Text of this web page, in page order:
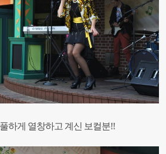
하게 열창하고 계신 보컬분!!